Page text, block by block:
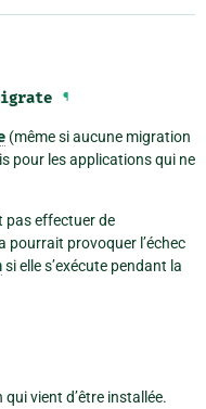
¶
(même si aucune migration
pour les applications qui ne
pas effectuer de
pourrait provoquer l’échec
si elle s’exécute pendant la
qui vient d’être installée.